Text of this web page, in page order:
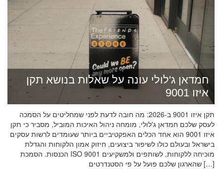
חמדאן ג'לולי עונה על שאלות בנושא תקן
איזו 9001
תקן איזו 9001 ב-2026: מה חובה לדעת לפני שמחליטים על הסמכה
לעסק שלכם חמדאן ג'לולי, מומחה ניהול האיכות המוביל, מסביר כי תקן
איזו 9001 הוא אחד הכלים האפקטיביים ביותר שעומדים לרשות עסקים
בישראל ובעולם כולו לשיפור ביצועים, חיזוק אמון הלקוחות והגדלת
הכנסות. הסמכת ISO 9001 מוכיחה ללקוחות, לשותפים ולמשקיעים
שהארגון שלכם פועל על פי הסטנדרטים […]